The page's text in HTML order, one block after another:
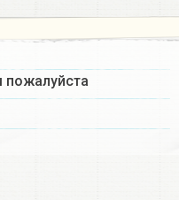
пожалуйста​